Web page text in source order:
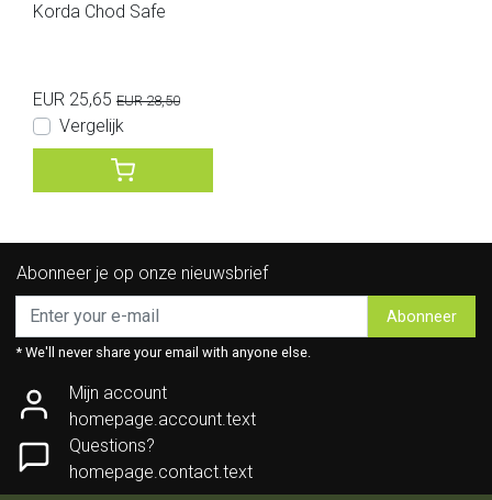
Korda Chod Safe
EUR 25,65 EUR 28,50
Vergelijk
Abonneer je op onze nieuwsbrief
Abonneer
* We'll never share your email with anyone else.
Mijn account
homepage.account.text
Questions?
homepage.contact.text